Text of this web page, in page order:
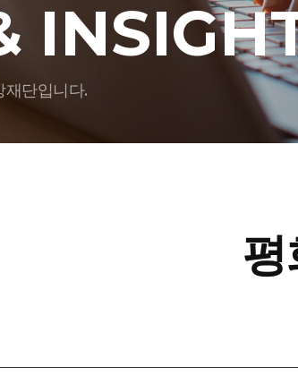
재단입니다.